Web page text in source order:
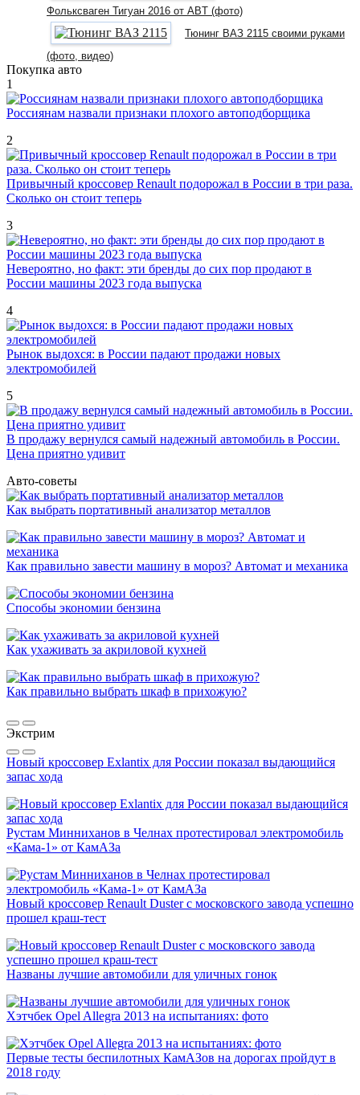
Фольксваген Тигуан 2016 от ABT (фото)
Тюнинг ВАЗ 2115 своими руками
(фото, видео)
Покупка авто
1
Россиянам назвали признаки плохого автоподборщика
2
Привычный кроссовер Renault подорожал в России в три раза.
Сколько он стоит теперь
3
Невероятно, но факт: эти бренды до сих пор продают в
России машины 2023 года выпуска
4
Рынок выдохся: в России падают продажи новых
электромобилей
5
В продажу вернулся самый надежный автомобиль в России.
Цена приятно удивит
Авто-советы
Как выбрать портативный анализатор металлов
Как правильно завести машину в мороз? Автомат и механика
Способы экономии бензина
Как ухаживать за акриловой кухней
Как правильно выбрать шкаф в прихожую?
Экстрим
Новый кроссовер Exlantix для России показал выдающийся
запас хода
Рустам Минниханов в Челнах протестировал электромобиль
«Кама-1» от КамАЗа
Новый кроссовер Renault Duster с московского завода успешно
прошел краш-тест
Названы лучшие автомобили для уличных гонок
Хэтчбек Opel Allegra 2013 на испытаниях: фото
Первые тесты беспилотных КамАЗов на дорогах пройдут в
2018 году